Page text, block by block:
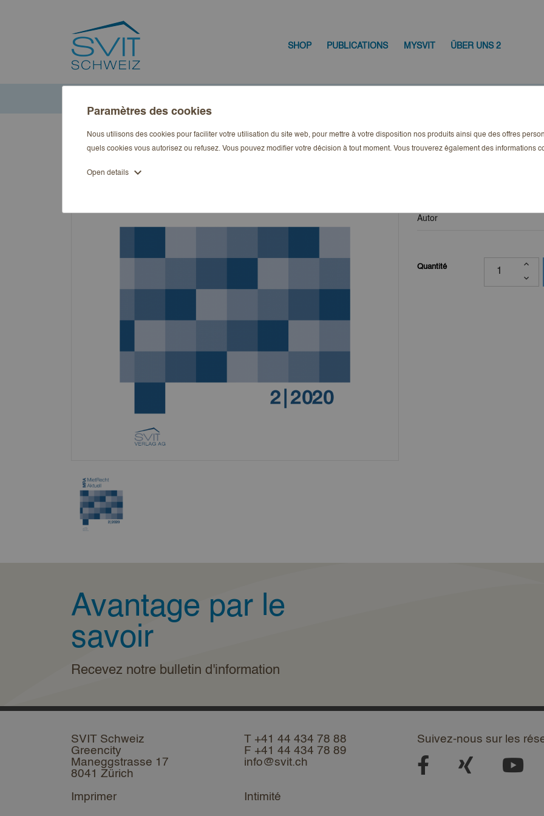
SHOP PUBLICATIONS MYSVIT ÜBER UNS 2
MietRecht
Autor
Quantité
Avantage par le
savoir
Recevez notre bulletin d'information
SVIT Schweiz
Greencity
Maneggstrasse 17
8041 Zürich
Imprimer
T +41 44 434 78 88
F +41 44 434 78 89
info@svit.ch
Intimité
Suivez-nous sur les
Paramètres des cookies
Nous utilisons des cookies pour faciliter votre utilisation du site web, pour mettre à votre disposition nos produits ainsi que des offres
quels cookies vous autorisez ou refusez. Vous pouvez modifier votre décision à tout moment. Vous trouverez également des informations
Open details expand_more